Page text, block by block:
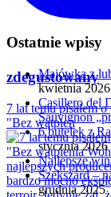
zdegustowany
7 lat temu pisałem
"Bez wątpien
Ostatnie wpisy
Majówka z
kwietnia 2026
Casillero del
Sauvignon
6 butelek z
stycznia 2026
Najlepsze
Szekszárd –
grudnia 2025